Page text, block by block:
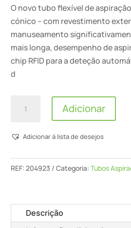
O novo tubo flexível de
cónico – com revestimento
manuseamento
mais longa, desempenho de
chip RFID para a deteção
d
Quantidade
Flexível
Aspiração
Adicionar
Adicionar á lista de desejos
REF:204923 Categoria:Tubos
Descrição